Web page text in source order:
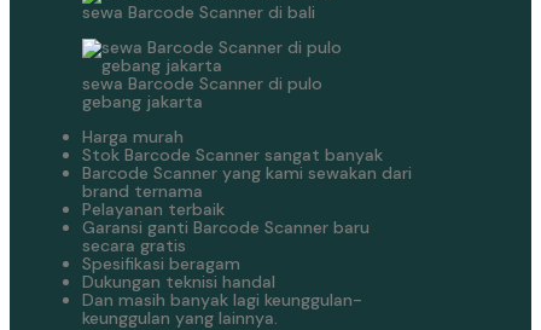
sewa Barcode Scanner di bali
sewa Barcode Scanner di pulo
gebang jakarta
Harga murah
Stok Barcode Scanner sangat banyak
Barcode Scanner yang kami sewakan dari
brand ternama
Pelayanan terbaik
Garansi ganti Barcode Scanner baru
secara gratis
Spesifikasi beragam
Dukungan teknisi handal
Dan masih banyak lagi keunggulan-
keunggulan yang lainnya.